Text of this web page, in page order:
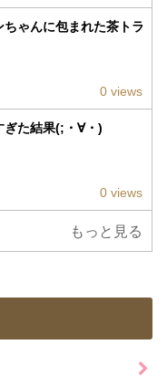
ゃんに包まれた茶トラ
0 views
ぎた結果(;・∀・)
0 views
もっと見る